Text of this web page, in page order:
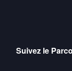
Suivez le